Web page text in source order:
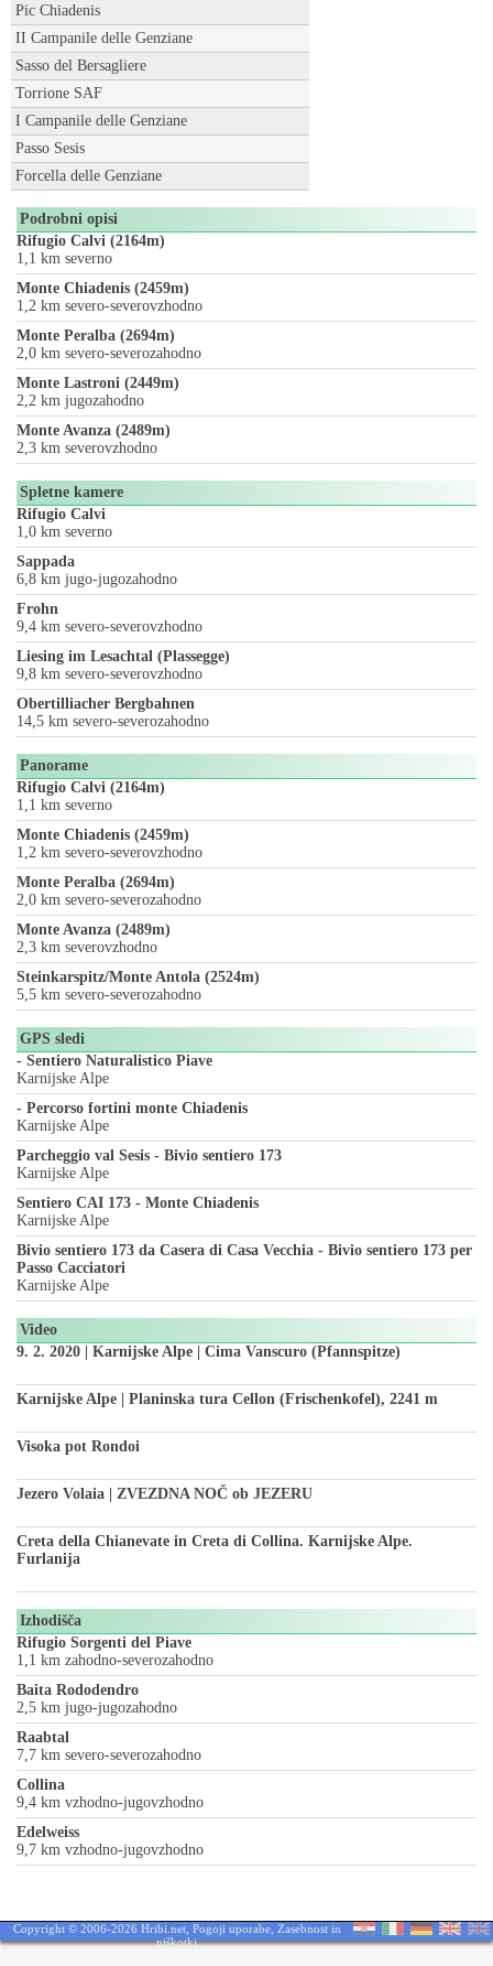
Pic Chiadenis
II Campanile delle Genziane
Sasso del Bersagliere
Torrione SAF
I Campanile delle Genziane
Passo Sesis
Forcella delle Genziane
Podrobni opisi
Rifugio Calvi (2164m)
1,1 km severno
Monte Chiadenis (2459m)
1,2 km severo-severovzhodno
Monte Peralba (2694m)
2,0 km severo-severozahodno
Monte Lastroni (2449m)
2,2 km jugozahodno
Monte Avanza (2489m)
2,3 km severovzhodno
Spletne kamere
Rifugio Calvi
1,0 km severno
Sappada
6,8 km jugo-jugozahodno
Frohn
9,4 km severo-severovzhodno
Liesing im Lesachtal (Plassegge)
9,8 km severo-severovzhodno
Obertilliacher Bergbahnen
14,5 km severo-severozahodno
Panorame
Rifugio Calvi (2164m)
1,1 km severno
Monte Chiadenis (2459m)
1,2 km severo-severovzhodno
Monte Peralba (2694m)
2,0 km severo-severozahodno
Monte Avanza (2489m)
2,3 km severovzhodno
Steinkarspitz/Monte Antola (2524m)
5,5 km severo-severozahodno
GPS sledi
- Sentiero Naturalistico Piave
Karnijske Alpe
- Percorso fortini monte Chiadenis
Karnijske Alpe
Parcheggio val Sesis - Bivio sentiero 173
Karnijske Alpe
Sentiero CAI 173 - Monte Chiadenis
Karnijske Alpe
Bivio sentiero 173 da Casera di Casa Vecchia - Bivio sentiero 173 per
Passo Cacciatori
Karnijske Alpe
Video
9. 2. 2020 | Karnijske Alpe | Cima Vanscuro (Pfannspitze)
Karnijske Alpe | Planinska tura Cellon (Frischenkofel), 2241 m
Visoka pot Rondoi
Jezero Volaia | ZVEZDNA NOČ ob JEZERU
Creta della Chianevate in Creta di Collina. Karnijske Alpe.
Furlanija
Izhodišča
Rifugio Sorgenti del Piave
1,1 km zahodno-severozahodno
Baita Rododendro
2,5 km jugo-jugozahodno
Raabtal
7,7 km severo-severozahodno
Collina
9,4 km vzhodno-jugovzhodno
Edelweiss
9,7 km vzhodno-jugovzhodno
Copyright © 2006-2026 Hribi.net, Pogoji uporabe, Zasebnost in
piškotki